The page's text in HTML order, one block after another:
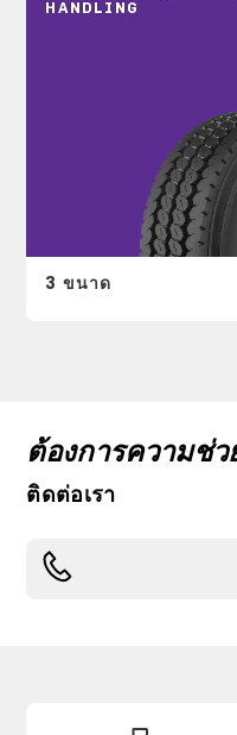
HANDLING
3 ขนาด
ต้องการความช่ว
ติดต่อเรา